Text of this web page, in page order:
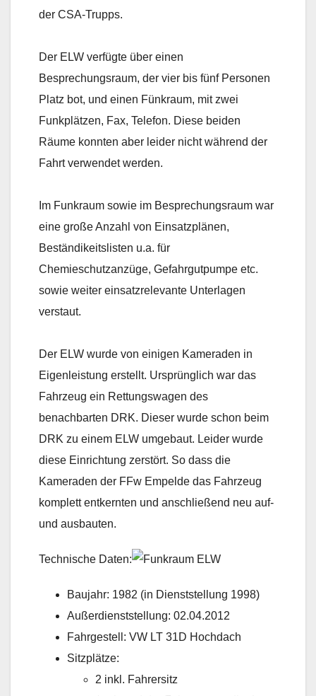
der CSA-Trupps.
Der ELW verfügte über einen
Besprechungsraum, der vier bis fünf Personen
Platz bot, und einen Fünkraum, mit zwei
Funkplätzen, Fax, Telefon. Diese beiden
Räume konnten aber leider nicht während der
Fahrt verwendet werden.
Im Funkraum sowie im Besprechungsraum war
eine große Anzahl von Einsatzplänen,
Beständikeitslisten u.a. für
Chemieschutzanzüge, Gefahrgutpumpe etc.
sowie weiter einsatzrelevante Unterlagen
verstaut.
Der ELW wurde von einigen Kameraden in
Eigenleistung erstellt. Ursprünglich war das
Fahrzeug ein Rettungswagen des
benachbarten DRK. Dieser wurde schon beim
DRK zu einem ELW umgebaut. Leider wurde
diese Einrichtung zerstört. So dass die
Kameraden der FFw Empelde das Fahrzeug
komplett entkernten und anschließend neu auf-
und ausbauten.
Technische Daten:
Baujahr: 1982 (in Dienststellung 1998)
Außerdienststellung: 02.04.2012
Fahrgestell: VW LT 31D Hochdach
Sitzplätze:
2 inkl. Fahrersitz